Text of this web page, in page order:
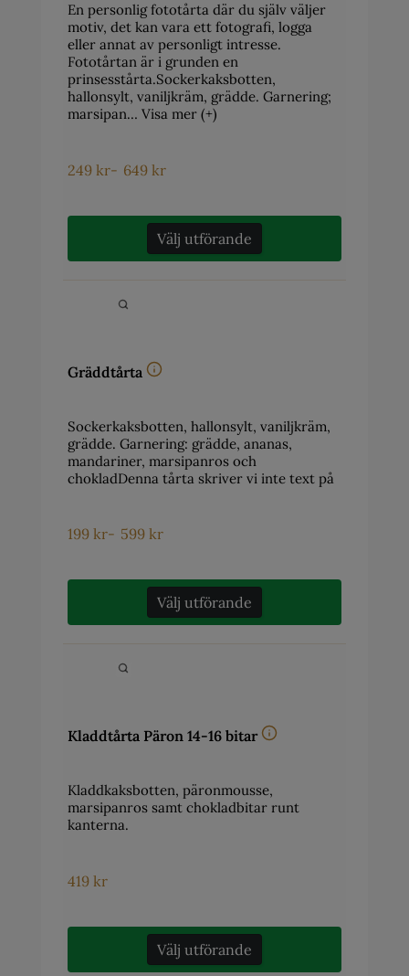
En personlig fototårta där du själv väljer
motiv, det kan vara ett fotografi, logga
eller annat av personligt intresse.
Fototårtan är i grunden en
prinsesstårta.Sockerkaksbotten,
hallonsylt, vaniljkräm, grädde. Garnering;
marsipan… Visa mer (+)
249 kr- 649 kr
Välj utförande
Gräddtårta
Sockerkaksbotten, hallonsylt, vaniljkräm,
grädde. Garnering: grädde, ananas,
mandariner, marsipanros och
chokladDenna tårta skriver vi inte text på
199 kr- 599 kr
Välj utförande
Kladdtårta Päron 14-16 bitar
Kladdkaksbotten, päronmousse,
marsipanros samt chokladbitar runt
kanterna.
419 kr
Välj utförande